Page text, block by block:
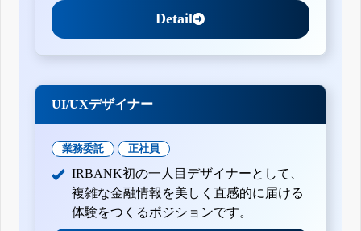
Detail
UI/UXデザイナー
業務委託 正社員
IRBANK初の一人目デザイナーとして、
複雑な金融情報を美しく直感的に届ける
体験をつくるポジションです。